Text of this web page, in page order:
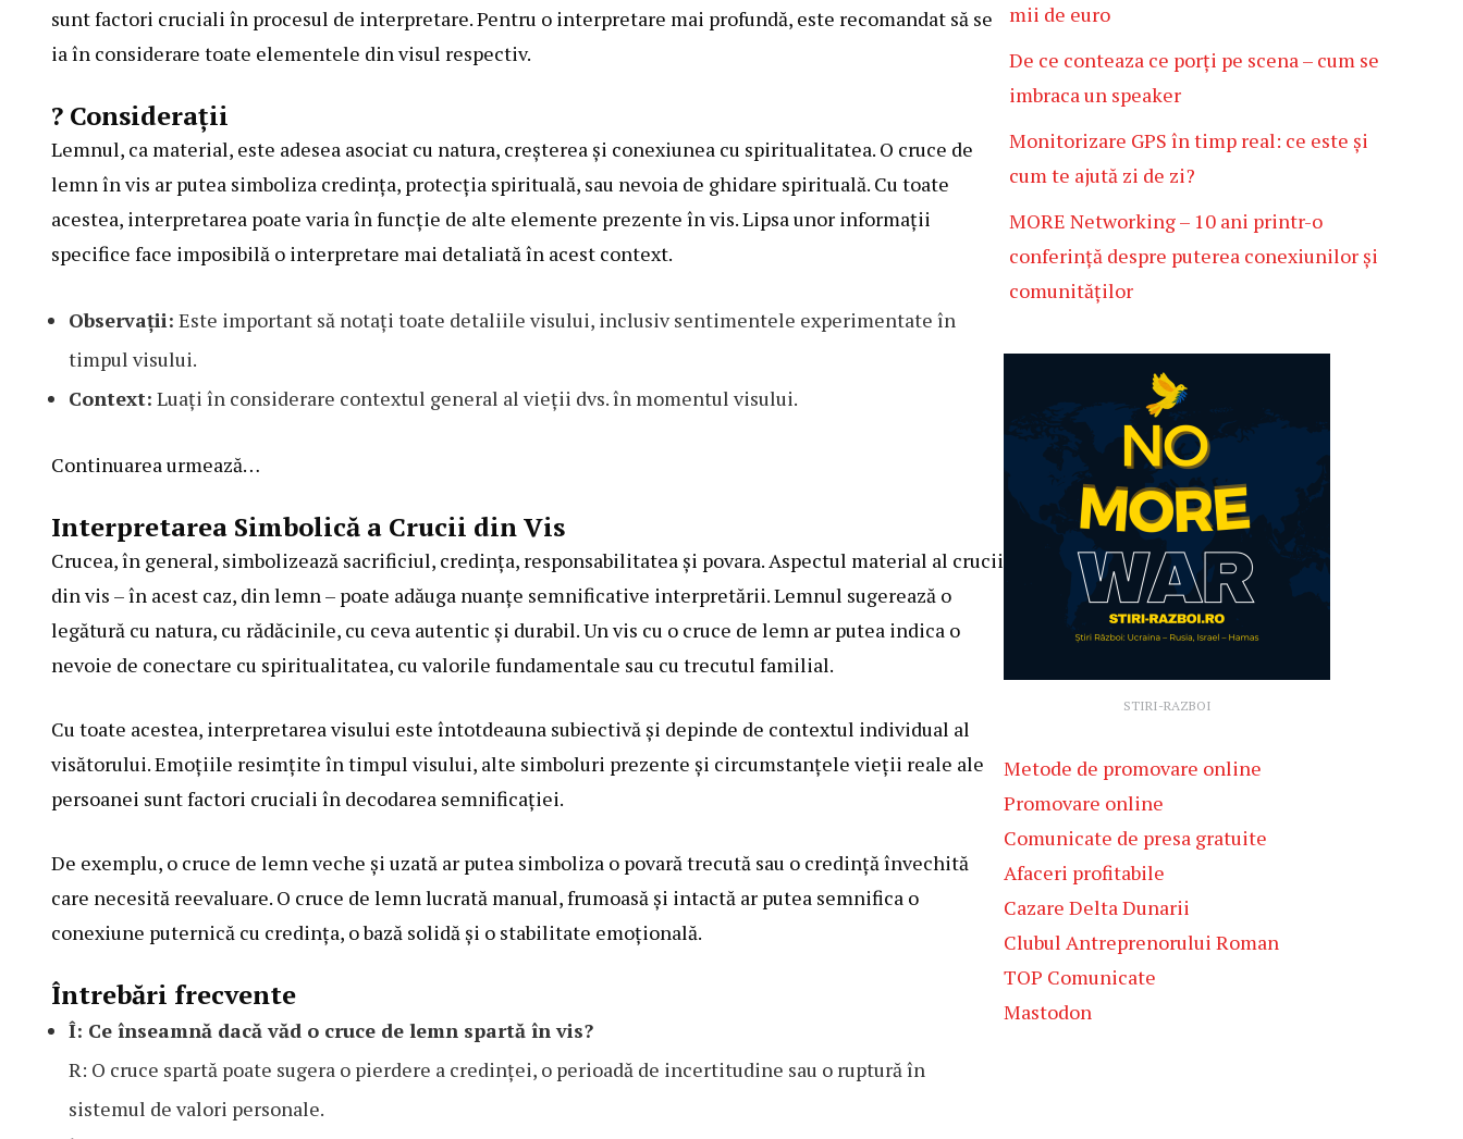
sunt factori cruciali în procesul de interpretare. Pentru o interpretare mai profundă, este recomandat să se
ia în considerare toate elementele din visul respectiv.
? Considerații
Lemnul, ca material, este adesea asociat cu natura, creșterea și conexiunea cu spiritualitatea. O cruce de
lemn în vis ar putea simboliza credința, protecția spirituală, sau nevoia de ghidare spirituală. Cu toate
acestea, interpretarea poate varia în funcție de alte elemente prezente în vis. Lipsa unor informații
specifice face imposibilă o interpretare mai detaliată în acest context.
Observații: Este important să notați toate detaliile visului, inclusiv sentimentele experimentate în
timpul visului.
Context: Luați în considerare contextul general al vieții dvs. în momentul visului.
Continuarea urmează…
Interpretarea Simbolică a Crucii din Vis
Crucea, în general, simbolizează sacrificiul, credința, responsabilitatea și povara. Aspectul material al crucii
din vis – în acest caz, din lemn – poate adăuga nuanțe semnificative interpretării. Lemnul sugerează o
legătură cu natura, cu rădăcinile, cu ceva autentic și durabil. Un vis cu o cruce de lemn ar putea indica o
nevoie de conectare cu spiritualitatea, cu valorile fundamentale sau cu trecutul familial.
Cu toate acestea, interpretarea visului este întotdeauna subiectivă și depinde de contextul individual al
visătorului. Emoțiile resimțite în timpul visului, alte simboluri prezente și circumstanțele vieții reale ale
persoanei sunt factori cruciali în decodarea semnificației.
De exemplu, o cruce de lemn veche și uzată ar putea simboliza o povară trecută sau o credință învechită
care necesită reevaluare. O cruce de lemn lucrată manual, frumoasă și intactă ar putea semnifica o
conexiune puternică cu credința, o bază solidă și o stabilitate emoțională.
Întrebări frecvente
Î: Ce înseamnă dacă văd o cruce de lemn spartă în vis?
R: O cruce spartă poate sugera o pierdere a credinței, o perioadă de incertitudine sau o ruptură în
sistemul de valori personale.
mii de euro
De ce conteaza ce porți pe scena – cum se
imbraca un speaker
Monitorizare GPS în timp real: ce este și
cum te ajută zi de zi?
MORE Networking – 10 ani printr-o
conferință despre puterea conexiunilor și
comunităților
STIRI-RAZBOI
Metode de promovare online
Promovare online
Comunicate de presa gratuite
Afaceri profitabile
Cazare Delta Dunarii
Clubul Antreprenorului Roman
TOP Comunicate
Mastodon